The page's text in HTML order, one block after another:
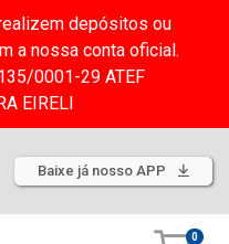
depósitos ou
a nossa conta oficial.
0001-29 ATEF
EIRELI
Baixe já nosso APP
0